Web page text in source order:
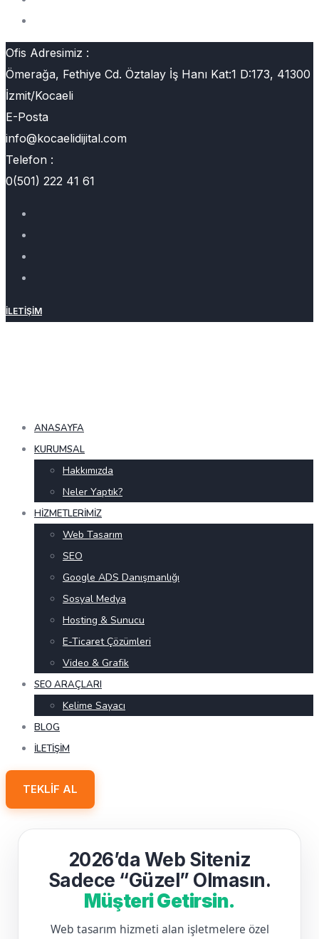
Ofis Adresimiz :
Ömerağa, Fethiye Cd. Öztalay İş Hanı Kat:1 D:173, 41300
İzmit/Kocaeli
E-Posta
info@kocaelidijital.com
Telefon :
0(501) 222 41 61
İLETIŞIM
ANASAYFA
KURUMSAL
Hakkımızda
Neler Yaptık?
HIZMETLERIMIZ
Web Tasarım
SEO
Google ADS Danışmanlığı
Sosyal Medya
Hosting & Sunucu
E-Ticaret Çözümleri
Video & Grafik
SEO ARAÇLARI
Kelime Sayacı
BLOG
İLETIŞIM
TEKLIF AL
2026’da Web Siteniz
Sadece “Güzel” Olmasın.
Müşteri Getirsin.
Web tasarım hizmeti alan işletmelere özel